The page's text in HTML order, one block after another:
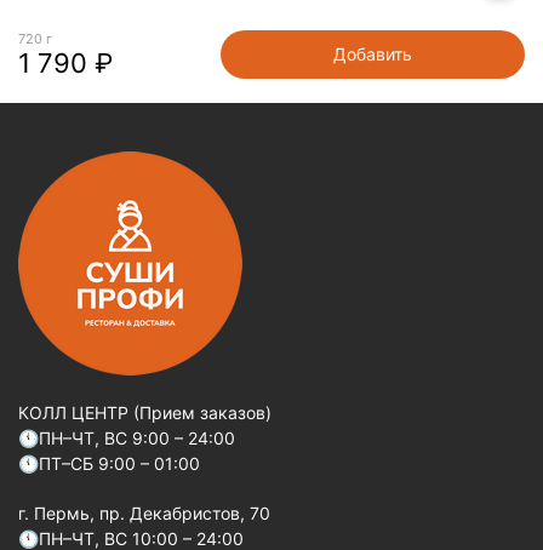
720 г
1 790 ₽ Добавить
КОЛЛ ЦЕНТР (Прием заказов)
🕚ПН–ЧТ, ВС 9:00 – 24:00
🕚ПТ–СБ 9:00 – 01:00
г. Пермь, пр. Декабристов, 70
🕚ПН–ЧТ, ВС 10:00 – 24:00